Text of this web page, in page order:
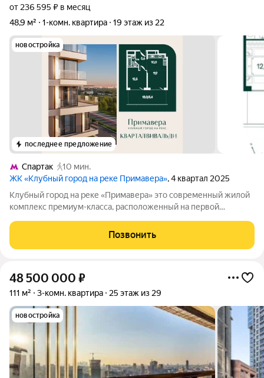
от 236 595 ₽ в месяц
48,9 м²
1-комн. квартира 19 этаж из 22
новостройка
последнее предложение
Спартак
10 мин.
ЖК «Клубный город на реке Примавера», 4 квартал 2025
Клубный город на реке «Примавера» это современный жилой
комплекс премиум-класса, расположенный на первой
Покровское-Стрешнево. Под панорамными окнами квартир
находится собственный экопарк с
Позвонить
48 500 000 ₽
111 м² 3-комн. квартира 25 этаж из 29
новостройка